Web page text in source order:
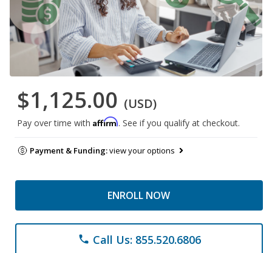
$1,125.00 (USD)
Pay over time with Affirm. See if you qualify at checkout.
Payment & Funding:view your options
ENROLL NOW
phone Call Us: 855.520.6806